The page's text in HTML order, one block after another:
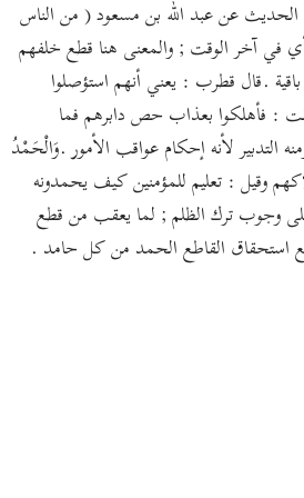
عن عبد الله بن مسعود ( من الناس
أي في آخر الوقت ; والمعنى هنا قطع خلفهم
.قال قطرب : يعني أنهم استؤصلوا
: فأهلكوا بعذاب حص دابرهم فما
التدبير لأنه إحكام عواقب الأمور .وَالْحَمْدُ
وقيل : تعليم للمؤمنين كيف يحمدونه
وجوب ترك الظلم ; لما يعقب من قطع
مع استحقاق القاطع الحمد من كل حامد .